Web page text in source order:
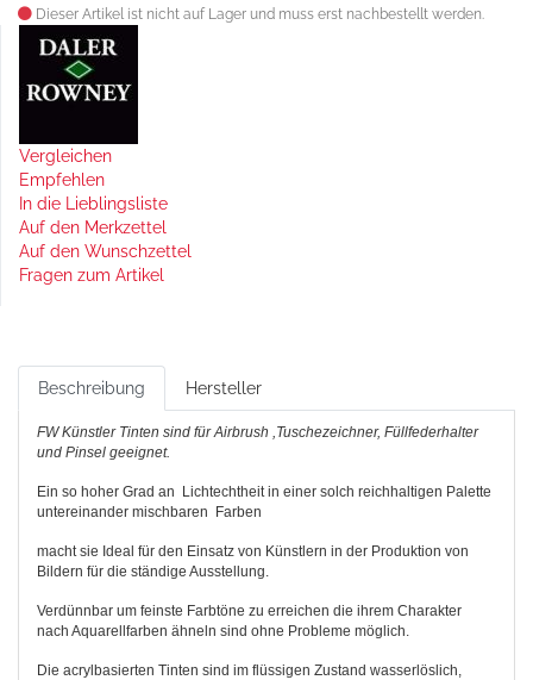
Dieser Artikel ist nicht auf Lager und muss erst nachbestellt werden.
Vergleichen
Empfehlen
In die Lieblingsliste
Auf den Merkzettel
Auf den Wunschzettel
Fragen zum Artikel
Beschreibung Hersteller
FW Künstler Tinten sind für Airbrush ,Tuschezeichner, Füllfederhalter
und Pinsel geeignet.
Ein so hoher Grad an Lichtechtheit in einer solch reichhaltigen Palette
untereinander mischbaren Farben
macht sie Ideal für den Einsatz von Künstlern in der Produktion von
Bildern für die ständige Ausstellung.
Verdünnbar um feinste Farbtöne zu erreichen die ihrem Charakter
nach Aquarellfarben ähneln sind ohne Probleme möglich.
Die acrylbasierten Tinten sind im flüssigen Zustand wasserlöslich,